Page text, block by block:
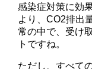
感染症対策に効
より、CO2排出
常の中で、受け
トですね。
ただし、すべて